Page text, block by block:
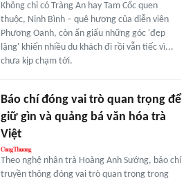
Không chỉ có Tràng An hay Tam Cốc quen
thuộc, Ninh Bình – quê hương của diễn viên
Phương Oanh, còn ẩn giấu những góc 'đẹp
lặng' khiến nhiều du khách đi rồi vẫn tiếc vì...
chưa kịp chạm tới.
Báo chí đóng vai trò quan trọng để
giữ gìn và quảng bá văn hóa trà
Việt
Theo nghệ nhân trà Hoàng Anh Sướng, báo chí
truyền thông đóng vai trò quan trọng trong